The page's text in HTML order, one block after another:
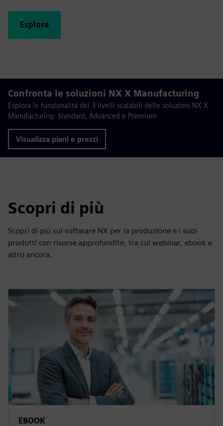
Esplora
Confronta le soluzioni NX X Manufacturing
Esplora le funzionalità dei 3 livelli scalabili delle soluzioni NX X
Manufacturing: Standard, Advanced e Premium
Visualizza piani e prezzi
Scopri di più
Scopri di più sul software NX per la produzione e i suoi
prodotti con risorse approfondite, tra cui webinar, ebook e
altro ancora.
EBOOK